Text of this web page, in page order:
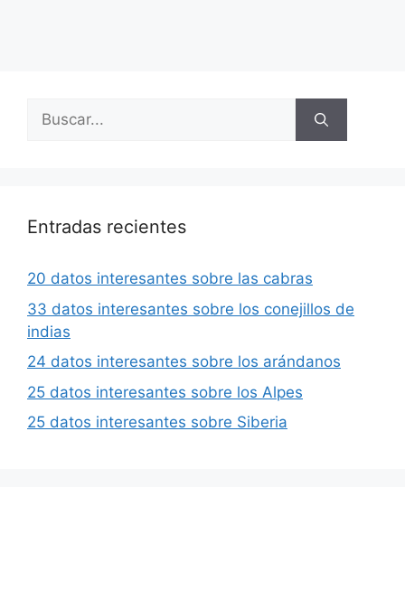
Buscar:
Entradas recientes
20 datos interesantes sobre las cabras
33 datos interesantes sobre los conejillos de
indias
24 datos interesantes sobre los arándanos
25 datos interesantes sobre los Alpes
25 datos interesantes sobre Siberia